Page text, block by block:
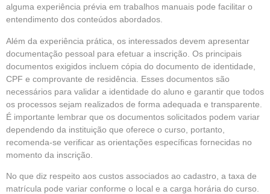
alguma experiência prévia em trabalhos manuais pode facilitar o
entendimento dos conteúdos abordados.
Além da experiência prática, os interessados devem apresentar
documentação pessoal para efetuar a inscrição. Os principais
documentos exigidos incluem cópia do documento de identidade,
CPF e comprovante de residência. Esses documentos são
necessários para validar a identidade do aluno e garantir que todos
os processos sejam realizados de forma adequada e transparente.
É importante lembrar que os documentos solicitados podem variar
dependendo da instituição que oferece o curso, portanto,
recomenda-se verificar as orientações específicas fornecidas no
momento da inscrição.
No que diz respeito aos custos associados ao cadastro, a taxa de
matrícula pode variar conforme o local e a carga horária do curso.